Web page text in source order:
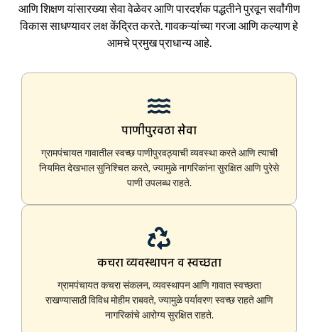
आणि शिक्षण यांसारख्या सेवा वेळेवर आणि पारदर्शक पद्धतीने पुरवून सर्वांगीण
विकास साधण्यावर लक्ष केंद्रित करते. गावकऱ्यांच्या गरजा आणि कल्याण हे
आमचे प्रमुख प्राधान्य आहे.
पाणीपुरवठा सेवा
ग्रामपंचायत गावातील स्वच्छ पाणीपुरवठ्याची व्यवस्था करते आणि त्याची
नियमित देखभाल सुनिश्चित करते, ज्यामुळे नागरिकांना सुरक्षित आणि पुरेसे
पाणी उपलब्ध राहते.
कचरा व्यवस्थापन व स्वच्छता
ग्रामपंचायत कचरा संकलन, व्यवस्थापन आणि गावात स्वच्छता
राखण्यासाठी विविध मोहीम राबवते, ज्यामुळे पर्यावरण स्वच्छ राहते आणि
नागरिकांचे आरोग्य सुरक्षित राहते.